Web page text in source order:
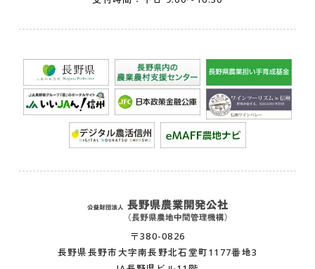
〒380-0826
長野県長野市大字南長野北石堂町1177番地3